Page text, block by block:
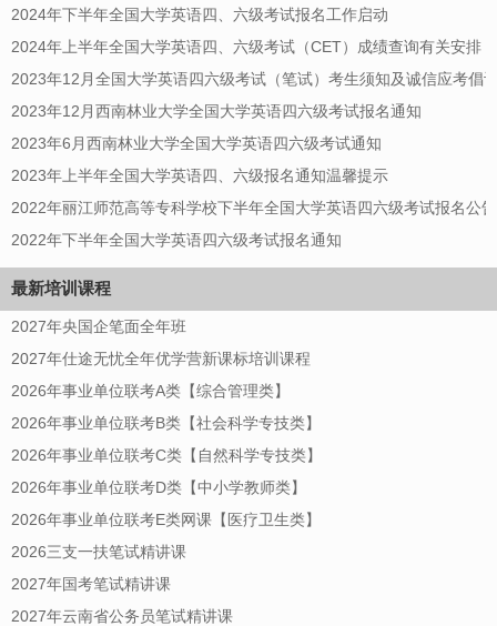
2024年下半年全国大学英语四、六级考试报名工作启动
2024年上半年全国大学英语四、六级考试（CET）成绩查询有关安排
2023年12月全国大学英语四六级考试（笔试）考生须知及诚信应考倡
2023年12月西南林业大学全国大学英语四六级考试报名通知
2023年6月西南林业大学全国大学英语四六级考试通知
2023年上半年全国大学英语四、六级报名通知温馨提示
2022年丽江师范高等专科学校下半年全国大学英语四六级考试报名公告
2022年下半年全国大学英语四六级考试报名通知
最新培训课程
2027年央国企笔面全年班
2027年仕途无忧全年优学营新课标培训课程
2026年事业单位联考A类【综合管理类】
2026年事业单位联考B类【社会科学专技类】
2026年事业单位联考C类【自然科学专技类】
2026年事业单位联考D类【中小学教师类】
2026年事业单位联考E类网课【医疗卫生类】
2026三支一扶笔试精讲课
2027年国考笔试精讲课
2027年云南省公务员笔试精讲课